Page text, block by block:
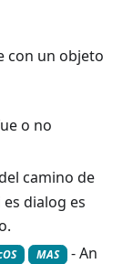
con un objeto
o no
camino de
dialog es
MAS
- An